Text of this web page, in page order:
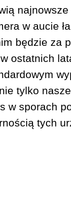
w aucie
będzie za
ostatnich
tylko
w sporach
tych